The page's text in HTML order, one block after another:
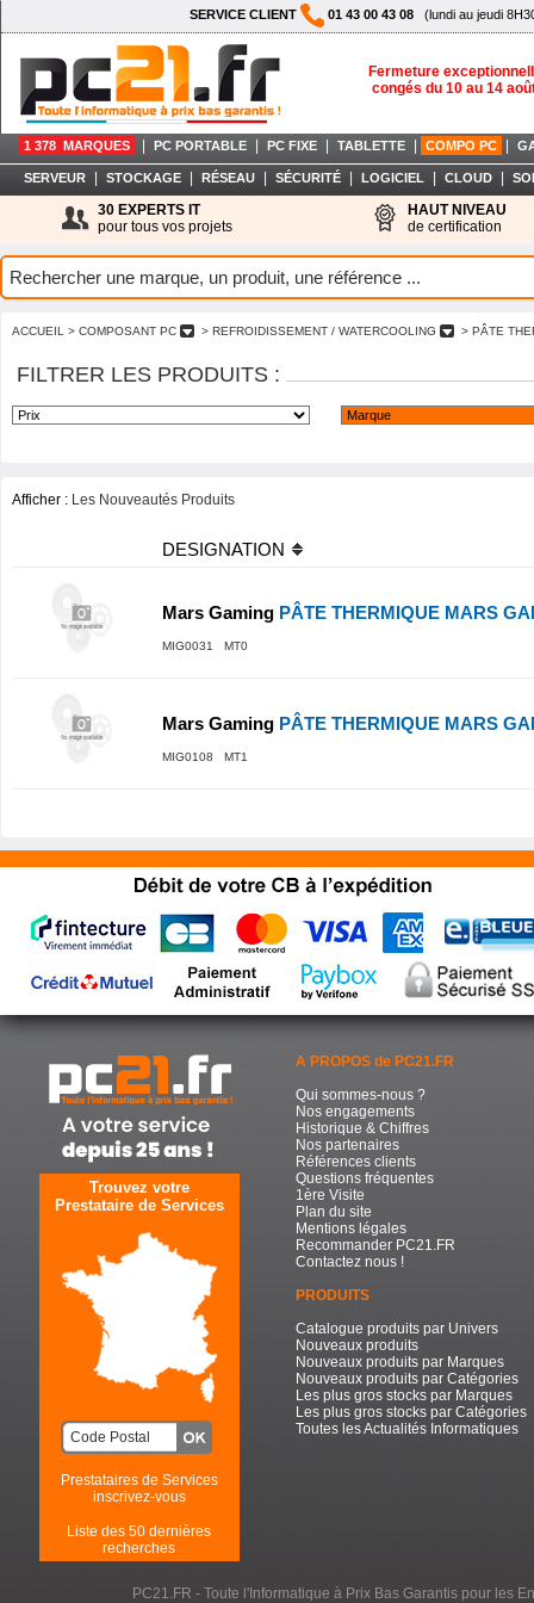
SERVICE CLIENT 01 43 00 43 08 (lundi au jeudi
Fermeture
congés du 10 au 14
1 378 MARQUES PC PORTABLE PC FIXE TABLETTE COMPO PC
SERVEUR STOCKAGE RÉSEAU SÉCURITÉ LOGICIEL CLOUD
30 EXPERTS IT
pour tous vos projets
HAUT NIVEAU
de certification
ACCUEIL > COMPOSANT PC > REFROIDISSEMENT / WATERCOOLING > PÂTE
FILTRER LES PRODUITS :
Afficher : Les Nouveautés Produits
DESIGNATION
Mars Gaming PÂTE THERMIQUE MARS
MIG0031 MT0
Mars Gaming PÂTE THERMIQUE MARS
MIG0108 MT1
Trouvez votre
Prestataire de Services
Prestataires de Services
inscrivez-vous
Liste des 50 dernières
recherches
A PROPOS de PC21.FR
Qui sommes-nous ?
Nos engagements
Historique & Chiffres
Nos partenaires
Références clients
Questions fréquentes
1ère Visite
Plan du site
Mentions légales
Recommander PC21.FR
Contactez nous !
PRODUITS
Catalogue produits par Univers
Nouveaux produits
Nouveaux produits par Marques
Nouveaux produits par Catégories
Les plus gros stocks par Marques
Les plus gros stocks par Catégories
Toutes les Actualités Informatiques
PC21.FR - Toute l'Informatique à Prix Bas Garantis pour les